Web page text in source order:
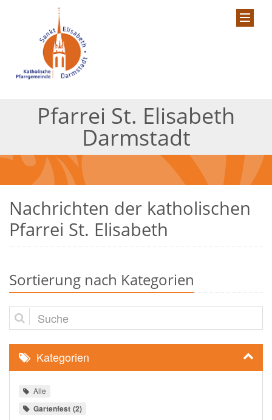
Pfarrei St. Elisabeth
Darmstadt
Nachrichten der katholischen
Pfarrei St. Elisabeth
Sortierung nach Kategorien
Suche
Kategorien
Alle
Gartenfest 2